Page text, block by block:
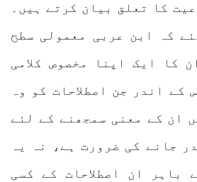
کا تعلق بیان کرتے ہیں۔
کہ ابن عربی معمولی سطح
کا ایک اپنا مخصوص کلامی
کے اندر جن اصطلاحات کو وہ
ان کے معنی سمجھنے کے لئے
جانے کی ضرورت ہے، نہ یہ
باہر ان اصطلاحات کے کسی